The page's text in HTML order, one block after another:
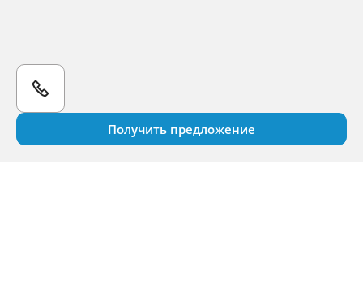
Получить предложение